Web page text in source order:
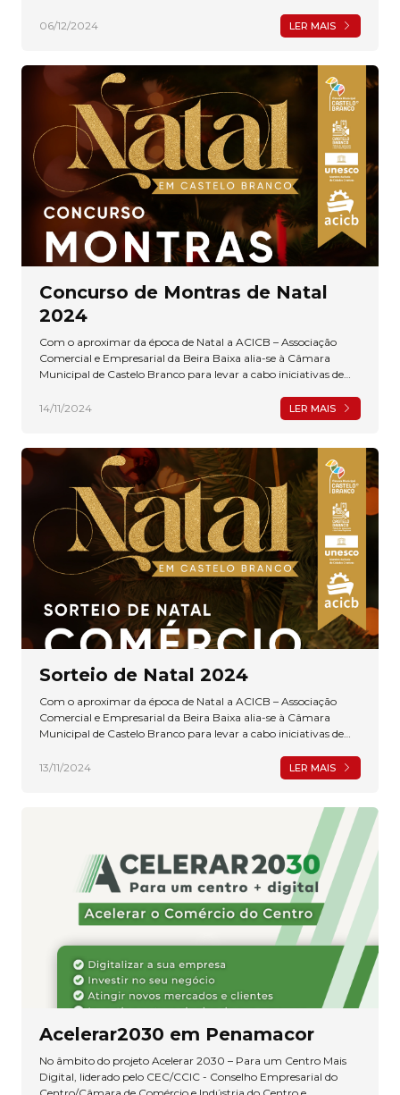
06/12/2024 LER MAIS
Concurso de Montras de Natal
2024
Com o aproximar da época de Natal a ACICB – Associação
Comercial e Empresarial da Beira Baixa alia-se à Câmara
Municipal de Castelo Branco para levar a cabo iniciativas de
14/11/2024
LER MAIS
Sorteio de Natal 2024
Com o aproximar da época de Natal a ACICB – Associação
Comercial e Empresarial da Beira Baixa alia-se à Câmara
Municipal de Castelo Branco para levar a cabo iniciativas de
13/11/2024
LER MAIS
Acelerar2030 em Penamacor
No âmbito do projeto Acelerar 2030 – Para um Centro Mais
Digital, liderado pelo CEC/CCIC - Conselho Empresarial do